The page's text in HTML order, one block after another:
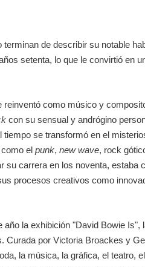
de describir su notable
setenta, lo que le convirtió en
reinventó como músico y
con su sensual y andrógino
tiempo se transformó en el
como elpunk,new wave, rock
carrera en los noventa, estaba
procesos creativos como
la exhibición "David Bowie
por Victoria Broackes y
la música, la gráfica, el teatro,